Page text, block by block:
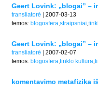
Geert Lovink: „blogai” –
transliatorė | 2007-03-13
temos: blogosfera,straipsniai,
Geert Lovink: „blogai” –
transliatorė | 2007-02-07
temos: blogosfera,tinklo kultūra,
komentavimo metafizika